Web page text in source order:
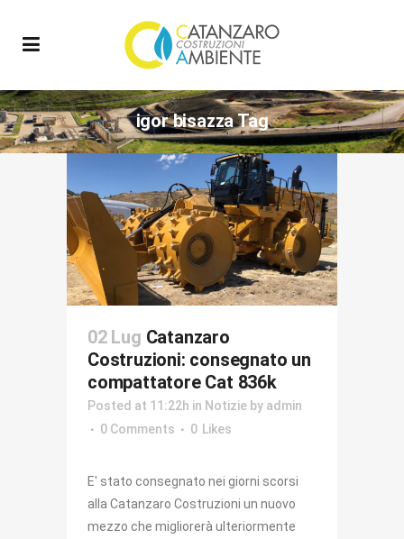
igor bisazza Tag
02 Lug Catanzaro
Costruzioni: consegnato un
compattatore Cat 836k
Posted at 11:22h in Notizie by admin
0 Comments
0 Likes
E' stato consegnato nei giorni scorsi
alla Catanzaro Costruzioni un nuovo
mezzo che migliorerà ulteriormente